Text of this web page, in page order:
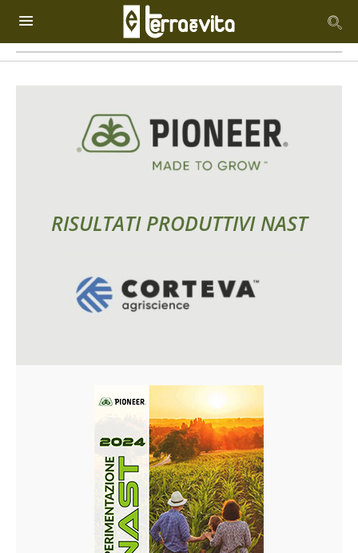
RISULTATI PRODUTTIVI NAST